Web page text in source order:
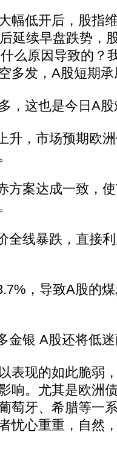
低开后，股指
延续早盘跌势，
么原因导致的？
多发，A股短期
这也是今日A股
，市场预期欧洲
案达成一致，使
线暴跌，直接利
，导致A股的煤
银 A股还将低迷
现的如此脆弱
响。尤其是欧洲
萄牙、希腊等一
忧心重重，自然